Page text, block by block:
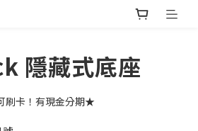
隱藏式底座
刷卡！有現金分期★